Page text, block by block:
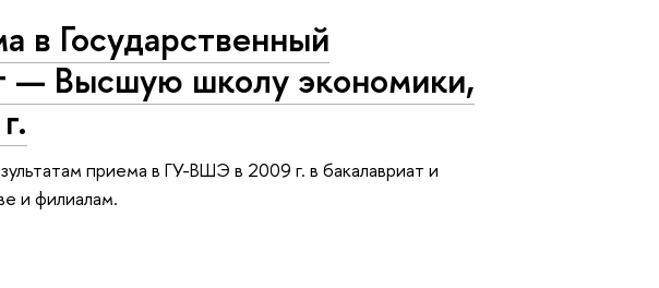
в Государственный
— Высшую школу экономики,
приема в ГУ-ВШЭ в 2009 г. в бакалавриат и
и филиалам.